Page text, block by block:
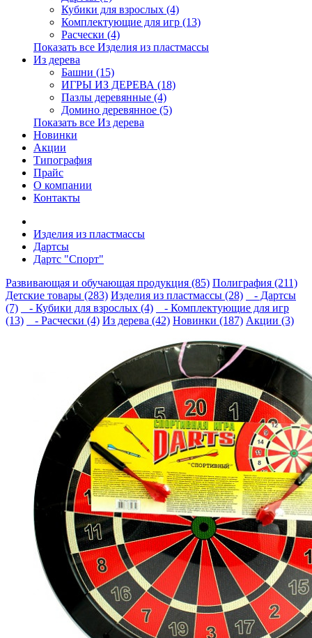
Кубики для взрослых (4)
Комплектующие для игр (13)
Расчески (4)
Показать все Изделия из пластмассы
Из дерева
Башни (15)
ИГРЫ ИЗ ДЕРЕВА (18)
Пазлы деревянные (4)
Домино деревянное (5)
Показать все Из дерева
Новинки
Акции
Типография
Прайс
О компании
Контакты
Изделия из пластмассы
Дартсы
Дартс "Спорт"
Развивающая и обучающая продукция (85) Полиграфия (211)
Детские товары (283) Изделия из пластмассы (28)
- Дартсы
(7)
- Кубики для взрослых (4)
- Комплектующие для игр
(13)
- Расчески (4) Из дерева (42) Новинки (187) Акции (3)